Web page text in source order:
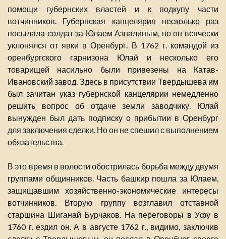
помощи губернских властей и к подкупу части
вотчинников. Губернская канцелярия несколько раз
посылала солдат за Юлаем Азналиным, но он всячески
уклонялся от явки в Оренбург. В 1762 г. командой из
оренбургского гарнизона Юлай и несколько его
товарищей насильно были привезены на Катав-
Ивановский завод. Здесь в присутствии Твердышева им
был зачитан указ губернской канцелярии немедленно
решить вопрос об отдаче земли заводчику. Юлай
вынужден был дать подписку о прибытии в Оренбург
для заключения сделки. Но он не спешил с выполнением
обязательства.
В это время в волости обострилась борьба между двумя
группами общинников. Часть башкир пошла за Юлаем,
защищавшим хозяйственно-экономические интересы
вотчинников. Вторую группу возглавил отставной
старшина Шиганай Бурчаков. На переговоры в Уфу в
1760 г. ездил он. А в августе 1762 г., видимо, заключив